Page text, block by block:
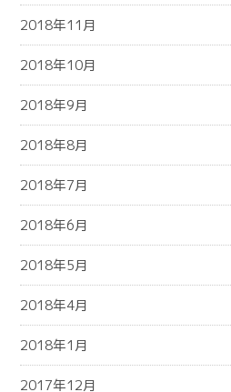
2018年11月
2018年10月
2018年9月
2018年8月
2018年7月
2018年6月
2018年5月
2018年4月
2018年1月
2017年12月